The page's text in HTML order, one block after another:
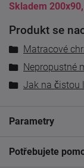
Skladem
Produkt se
Matracové
Nepropustné
Jak na čistou
Parametry
Potřebujete